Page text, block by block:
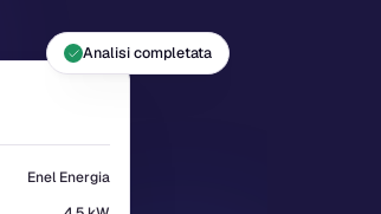
Enel Energia
Analisi completata